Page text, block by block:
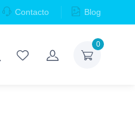
Contacto Blog
0